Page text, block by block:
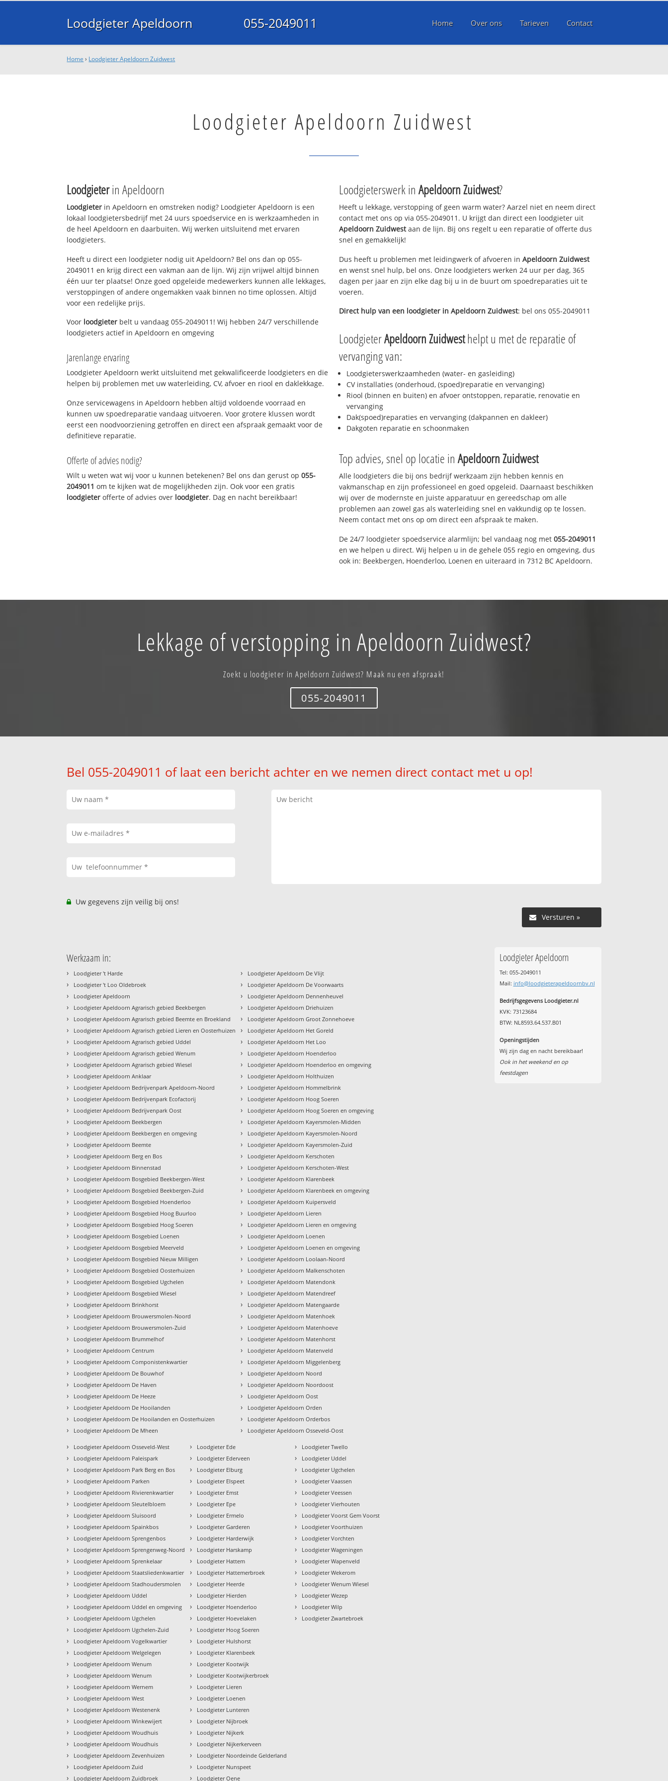
Loodgieter Apeldoorn 055-2049011 Home Over ons Tarieven Contact
Home › Loodgieter Apeldoorn Zuidwest
Loodgieter Apeldoorn Zuidwest
Loodgieterin Apeldoorn
Loodgieter in Apeldoorn en omstreken nodig? Loodgieter Apeldoorn is een
lokaal loodgietersbedrijf met 24 uurs spoedservice en is werkzaamheden in
de heel Apeldoorn en daarbuiten. Wij werken uitsluitend met ervaren
loodgieters.
Heeft u direct een loodgieter nodig uit Apeldoorn? Bel ons dan op 055-
2049011 en krijg direct een vakman aan de lijn. Wij zijn vrijwel altijd binnen
één uur ter plaatse! Onze goed opgeleide medewerkers kunnen alle lekkages,
verstoppingen of andere ongemakken vaak binnen no time oplossen. Altijd
voor een redelijke prijs.
Voor loodgieter belt u vandaag 055-2049011! Wij hebben 24/7 verschillende
loodgieters actief in Apeldoorn en omgeving
Jarenlange ervaring
Loodgieter Apeldoorn werkt uitsluitend met gekwalificeerde loodgieters en die
helpen bij problemen met uw waterleiding, CV, afvoer en riool en daklekkage.
Onze servicewagens in Apeldoorn hebben altijd voldoende voorraad en
kunnen uw spoedreparatie vandaag uitvoeren. Voor grotere klussen wordt
eerst een noodvoorziening getroffen en direct een afspraak gemaakt voor de
definitieve reparatie.
Offerte of advies nodig?
Wilt u weten wat wij voor u kunnen betekenen? Bel ons dan gerust op055-
2049011 om te kijken wat de mogelijkheden zijn. Ook voor een gratis
loodgieter offerte of advies over loodgieter. Dag en nacht bereikbaar!
Loodgieterswerk in Apeldoorn Zuidwest?
Heeft u lekkage, verstopping of geen warm water? Aarzel niet en neem direct
contact met ons op via 055-2049011. U krijgt dan direct een loodgieter uit
Apeldoorn Zuidwestaan de lijn. Bij ons regelt u een reparatie of offerte dus
snel en gemakkelijk!
Dus heeft u problemen met leidingwerk of afvoeren in Apeldoorn Zuidwest
en wenst snel hulp, bel ons. Onze loodgieters werken 24 uur per dag, 365
dagen per jaar en zijn elke dag bij u in de buurt om spoedreparaties uit te
voeren.
Direct hulp van een loodgieter in Apeldoorn Zuidwest: bel ons 055-2049011
LoodgieterApeldoorn Zuidwesthelpt u met de reparatie of
vervanging van:
Loodgieterswerkzaamheden (water- en gasleiding)
CV installaties (onderhoud, (spoed)reparatie en vervanging)
Riool (binnen en buiten) en afvoer ontstoppen, reparatie, renovatie en
vervanging
Dak(spoed)reparaties en vervanging (dakpannen en dakleer)
Dakgoten reparatie en schoonmaken
Top advies, snel op locatie in Apeldoorn Zuidwest
Alle loodgieters die bij ons bedrijf werkzaam zijn hebben kennis en
vakmanschap en zijn professioneel en goed opgeleid. Daarnaast beschikken
wij over de modernste en juiste apparatuur en gereedschap om alle
problemen aan zowel gas als waterleiding snel en vakkundig op te lossen.
Neem contact met ons op om direct een afspraak te maken.
De 24/7 loodgieter spoedservice alarmlijn; bel vandaag nog met 055-2049011
en we helpen u direct. Wij helpen u in de gehele 055 regio en omgeving, dus
ook in: Beekbergen, Hoenderloo, Loenen en uiteraard in 7312 BC Apeldoorn.
Lekkage of verstopping in Apeldoorn Zuidwest?
Zoekt u loodgieter in Apeldoorn Zuidwest? Maak nu een afspraak!
055-2049011
Bel 055-2049011 of laat een bericht achter en we nemen direct contact met u op!
Uw gegevens zijn veilig bij ons!
Versturen »
Werkzaam in:
› Loodgieter 't Harde
› Loodgieter 't Loo Oldebroek
› Loodgieter Apeldoorn
› Loodgieter Apeldoorn Agrarisch gebied Beekbergen
› Loodgieter Apeldoorn Agrarisch gebied Beemte en Broekland
› Loodgieter Apeldoorn Agrarisch gebied Lieren en Oosterhuizen
› Loodgieter Apeldoorn Agrarisch gebied Uddel
› Loodgieter Apeldoorn Agrarisch gebied Wenum
› Loodgieter Apeldoorn Agrarisch gebied Wiesel
› Loodgieter Apeldoorn Anklaar
› Loodgieter Apeldoorn Bedrijvenpark Apeldoorn-Noord
› Loodgieter Apeldoorn Bedrijvenpark Ecofactorij
› Loodgieter Apeldoorn Bedrijvenpark Oost
› Loodgieter Apeldoorn Beekbergen
› Loodgieter Apeldoorn Beekbergen en omgeving
› Loodgieter Apeldoorn Beemte
› Loodgieter Apeldoorn Berg en Bos
› Loodgieter Apeldoorn Binnenstad
› Loodgieter Apeldoorn Bosgebied Beekbergen-West
› Loodgieter Apeldoorn Bosgebied Beekbergen-Zuid
› Loodgieter Apeldoorn Bosgebied Hoenderloo
› Loodgieter Apeldoorn Bosgebied Hoog Buurloo
› Loodgieter Apeldoorn Bosgebied Hoog Soeren
› Loodgieter Apeldoorn Bosgebied Loenen
› Loodgieter Apeldoorn Bosgebied Meerveld
› Loodgieter Apeldoorn Bosgebied Nieuw Milligen
› Loodgieter Apeldoorn Bosgebied Oosterhuizen
› Loodgieter Apeldoorn Bosgebied Ugchelen
› Loodgieter Apeldoorn Bosgebied Wiesel
› Loodgieter Apeldoorn Brinkhorst
› Loodgieter Apeldoorn Brouwersmolen-Noord
› Loodgieter Apeldoorn Brouwersmolen-Zuid
› Loodgieter Apeldoorn Brummelhof
› Loodgieter Apeldoorn Centrum
› Loodgieter Apeldoorn Componistenkwartier
› Loodgieter Apeldoorn De Bouwhof
› Loodgieter Apeldoorn De Haven
› Loodgieter Apeldoorn De Heeze
› Loodgieter Apeldoorn De Hooilanden
› Loodgieter Apeldoorn De Hooilanden en Oosterhuizen
› Loodgieter Apeldoorn De Mheen
› Loodgieter Apeldoorn De Vlijt
› Loodgieter Apeldoorn De Voorwaarts
› Loodgieter Apeldoorn Dennenheuvel
› Loodgieter Apeldoorn Driehuizen
› Loodgieter Apeldoorn Groot Zonnehoeve
› Loodgieter Apeldoorn Het Goreld
› Loodgieter Apeldoorn Het Loo
› Loodgieter Apeldoorn Hoenderloo
› Loodgieter Apeldoorn Hoenderloo en omgeving
› Loodgieter Apeldoorn Holthuizen
› Loodgieter Apeldoorn Hommelbrink
› Loodgieter Apeldoorn Hoog Soeren
› Loodgieter Apeldoorn Hoog Soeren en omgeving
› Loodgieter Apeldoorn Kayersmolen-Midden
› Loodgieter Apeldoorn Kayersmolen-Noord
› Loodgieter Apeldoorn Kayersmolen-Zuid
› Loodgieter Apeldoorn Kerschoten
› Loodgieter Apeldoorn Kerschoten-West
› Loodgieter Apeldoorn Klarenbeek
› Loodgieter Apeldoorn Klarenbeek en omgeving
› Loodgieter Apeldoorn Kuipersveld
› Loodgieter Apeldoorn Lieren
› Loodgieter Apeldoorn Lieren en omgeving
› Loodgieter Apeldoorn Loenen
› Loodgieter Apeldoorn Loenen en omgeving
› Loodgieter Apeldoorn Loolaan-Noord
› Loodgieter Apeldoorn Malkenschoten
› Loodgieter Apeldoorn Matendonk
› Loodgieter Apeldoorn Matendreef
› Loodgieter Apeldoorn Matengaarde
› Loodgieter Apeldoorn Matenhoek
› Loodgieter Apeldoorn Matenhoeve
› Loodgieter Apeldoorn Matenhorst
› Loodgieter Apeldoorn Matenveld
› Loodgieter Apeldoorn Miggelenberg
› Loodgieter Apeldoorn Noord
› Loodgieter Apeldoorn Noordoost
› Loodgieter Apeldoorn Oost
› Loodgieter Apeldoorn Orden
› Loodgieter Apeldoorn Orderbos
› Loodgieter Apeldoorn Osseveld-Oost
› Loodgieter Apeldoorn Osseveld-West
› Loodgieter Apeldoorn Paleispark
› Loodgieter Apeldoorn Park Berg en Bos
› Loodgieter Apeldoorn Parken
› Loodgieter Apeldoorn Rivierenkwartier
› Loodgieter Apeldoorn Sleutelbloem
› Loodgieter Apeldoorn Sluisoord
› Loodgieter Apeldoorn Spainkbos
› Loodgieter Apeldoorn Sprengenbos
› Loodgieter Apeldoorn Sprengenweg-Noord
› Loodgieter Apeldoorn Sprenkelaar
› Loodgieter Apeldoorn Staatsliedenkwartier
› Loodgieter Apeldoorn Stadhoudersmolen
› Loodgieter Apeldoorn Uddel
› Loodgieter Apeldoorn Uddel en omgeving
› Loodgieter Apeldoorn Ugchelen
› Loodgieter Apeldoorn Ugchelen-Zuid
› Loodgieter Apeldoorn Vogelkwartier
› Loodgieter Apeldoorn Welgelegen
› Loodgieter Apeldoorn Wenum
› Loodgieter Apeldoorn Wenum
› Loodgieter Apeldoorn Wernem
› Loodgieter Apeldoorn West
› Loodgieter Apeldoorn Westenenk
› Loodgieter Apeldoorn Winkewijert
› Loodgieter Apeldoorn Woudhuis
› Loodgieter Apeldoorn Woudhuis
› Loodgieter Apeldoorn Zevenhuizen
› Loodgieter Apeldoorn Zuid
› Loodgieter Apeldoorn Zuidbroek
› Loodgieter Ede
› Loodgieter Ederveen
› Loodgieter Elburg
› Loodgieter Elspeet
› Loodgieter Emst
› Loodgieter Epe
› Loodgieter Ermelo
› Loodgieter Garderen
› Loodgieter Harderwijk
› Loodgieter Harskamp
› Loodgieter Hattem
› Loodgieter Hattemerbroek
› Loodgieter Heerde
› Loodgieter Hierden
› Loodgieter Hoenderloo
› Loodgieter Hoevelaken
› Loodgieter Hoog Soeren
› Loodgieter Hulshorst
› Loodgieter Klarenbeek
› Loodgieter Kootwijk
› Loodgieter Kootwijkerbroek
› Loodgieter Lieren
› Loodgieter Loenen
› Loodgieter Lunteren
› Loodgieter Nijbroek
› Loodgieter Nijkerk
› Loodgieter Nijkerkerveen
› Loodgieter Noordeinde Gelderland
› Loodgieter Nunspeet
› Loodgieter Oene
› Loodgieter Twello
› Loodgieter Uddel
› Loodgieter Ugchelen
› Loodgieter Vaassen
› Loodgieter Veessen
› Loodgieter Vierhouten
› Loodgieter Voorst Gem Voorst
› Loodgieter Voorthuizen
› Loodgieter Vorchten
› Loodgieter Wageningen
› Loodgieter Wapenveld
› Loodgieter Wekerom
› Loodgieter Wenum Wiesel
› Loodgieter Wezep
› Loodgieter Wilp
› Loodgieter Zwartebroek
Loodgieter Apeldoorn
Tel: 055-2049011
Mail: info@loodgieterapeldoornbv.nl
Bedrijfsgegevens Loodgieter.nl
KVK: 73123684
BTW: NL8593.64.537.B01
Openingstijden
Wij zijn dag en nacht bereikbaar!
Ook in het weekend en op
feestdagen